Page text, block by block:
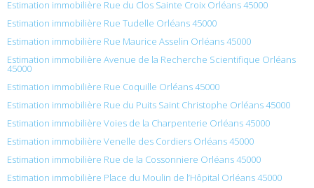
Estimation immobilière Rue du Clos Sainte Croix Orléans 45000
Estimation immobilière Rue Tudelle Orléans 45000
Estimation immobilière Rue Maurice Asselin Orléans 45000
Estimation immobilière Avenue de la Recherche Scientifique Orléans
45000
Estimation immobilière Rue Coquille Orléans 45000
Estimation immobilière Rue du Puits Saint Christophe Orléans 45000
Estimation immobilière Voies de la Charpenterie Orléans 45000
Estimation immobilière Venelle des Cordiers Orléans 45000
Estimation immobilière Rue de la Cossonniere Orléans 45000
Estimation immobilière Place du Moulin de l’Hôpital Orléans 45000